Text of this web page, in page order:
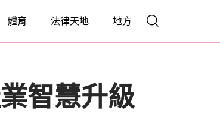
體育 法律天地 地方
智慧升級